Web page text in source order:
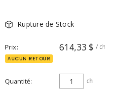
Rupture de Stock
Prix 614,33 $ / ch
AUCUN RETOUR
Quantité ch